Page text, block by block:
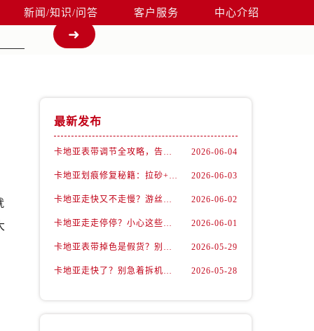
新闻/知识/问答 客户服务 中心介绍
最新发布
卡地亚表带调节全攻略，告别过短烦恼 2026-06-04
卡地亚划痕修复秘籍：拉砂+抛光双工艺还原如新 2026-06-03
卡地亚走快又不走慢？游丝问题你了解多少？ 2026-06-02
卡地亚走走停停？小心这些隐藏杀手 2026-06-01
卡地亚表带掉色是假货？别急，可能是这些日常习惯惹的祸 2026-05-29
卡地亚走快了？别急着拆机，先做这一步 2026-05-28